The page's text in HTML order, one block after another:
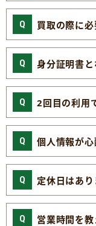
買取の際に
身分証明書
2回目の利用
個人情報が
定休日はあり
営業時間を